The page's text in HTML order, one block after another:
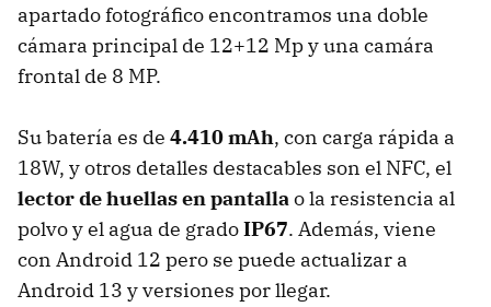
apartado fotográfico encontramos una doble
cámara principal de 12+12 Mp y una camára
frontal de 8 MP.
Su batería es de 4.410 mAh, con carga rápida a
18W, y otros detalles destacables son el NFC, el
lector de huellas en pantallao la resistencia al
polvo y el agua de gradoIP67. Además, viene
con Android 12 pero se puede actualizar a
Android 13 y versiones por llegar.